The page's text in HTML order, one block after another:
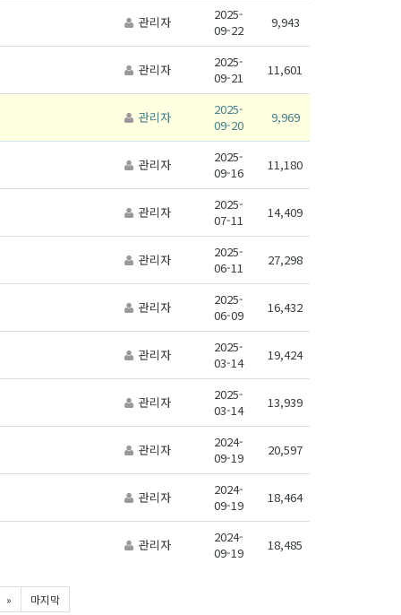
관리자
2025-
09-22
9,943
관리자
2025-
09-21
11,601
관리자
2025-
09-20
9,969
관리자
2025-
09-16
11,180
관리자
2025-
07-11
14,409
관리자
2025-
06-11
27,298
관리자
2025-
06-09
16,432
관리자
2025-
03-14
19,424
관리자
2025-
03-14
13,939
관리자
2024-
09-19
20,597
관리자
2024-
09-19
18,464
관리자
2024-
09-19
18,485
» 마지막